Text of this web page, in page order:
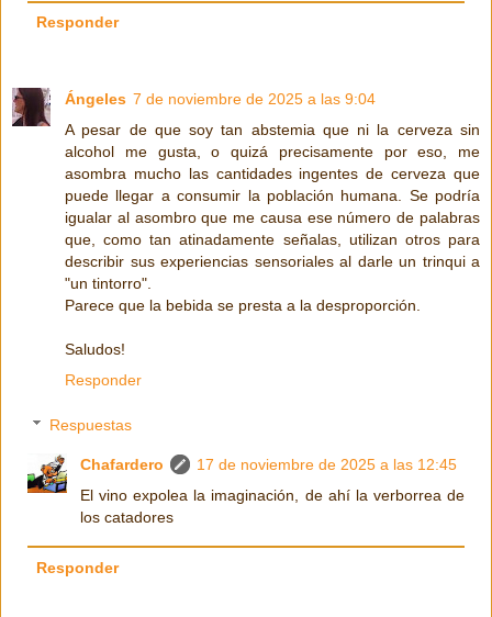
Responder
Ángeles 7 de noviembre de 2025 a las 9:04
A pesar de que soy tan abstemia que ni la cerveza sin
alcohol me gusta, o quizá precisamente por eso, me
asombra mucho las cantidades ingentes de cerveza que
puede llegar a consumir la población humana. Se podría
igualar al asombro que me causa ese número de palabras
que, como tan atinadamente señalas, utilizan otros para
describir sus experiencias sensoriales al darle un trinqui a
"un tintorro".
Parece que la bebida se presta a la desproporción.
Saludos!
Responder
Respuestas
Chafardero
17 de noviembre de 2025 a las 12:45
El vino expolea la imaginación, de ahí la verborrea de
los catadores
Responder